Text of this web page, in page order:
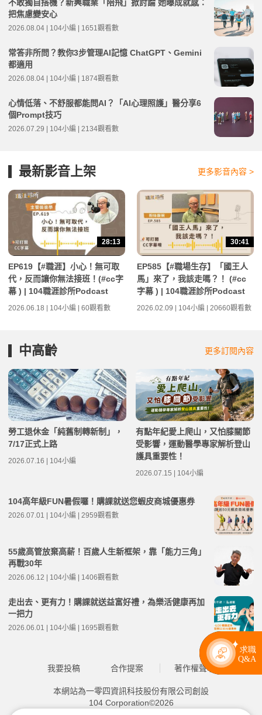
不敢獨自搭機？新興職業「陪飛」掀討論 她曝成就感：
把焦慮變安心
2026.08.04 | 104小編 | 1651觀看數
常答非所問？教你3步管理AI記憶 ChatGPT、Gemini
都適用
2026.08.04 | 104小編 | 1874觀看數
心情低落、不舒服都能問AI？「AI心理照護」醫分享6
個Prompt技巧
2026.07.29 | 104小編 | 2134觀看數
最新影音上架 更多影音內容 >
28:13
EP619【#職涯】小心！無可取
代，反而讓你無法接班！(#cc字
幕 ) | 104職涯診所Podcast
2026.06.18 | 104小編 | 60觀看數
30:41
EP585【#職場生存】「國王人
馬」來了，我該走嗎？！ (#cc
字幕 ) | 104職涯診所Podcast
2026.02.09 | 104小編 | 20660觀看數
中高齡 更多訂閱內容
勞工退休金「純舊制轉新制」，
7/17正式上路
2026.07.16 | 104小編
有點年紀愛上爬山，又怕膝關節
受影響，運動醫學專家解析登山
護具重要性！
2026.07.15 | 104小編
104高年級FUN暑假囉！購課就送您蝦皮商城優惠券
2026.07.01 | 104小編 | 2959觀看數
55歲高管放棄高薪！百歲人生新框架，靠「能力三角」
再戰30年
2026.06.12 | 104小編 | 1406觀看數
走出去、更有力！購課就送益富好禮，為樂活健康再加
一把力
2026.06.01 | 104小編 | 1695觀看數
我要投稿 合作提案 著作權聲明
本網站為一零四資訊科技股份有限公司創設
104 Corporation©2026